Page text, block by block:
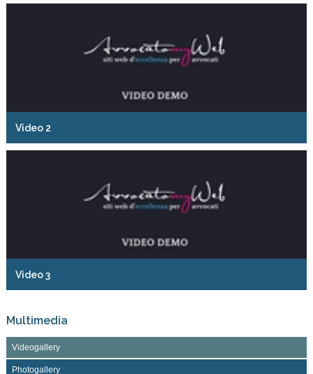
Video 2
Video 3
Multimedia
Videogallery
Photogallery